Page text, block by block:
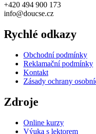
+420 494 900 173
info@doucse.cz
Rychlé odkazy
Obchodní podmínky
Reklamační podmínky
Kontakt
Zásady ochrany
Zdroje
Online kurzy
Výuka s lektorem